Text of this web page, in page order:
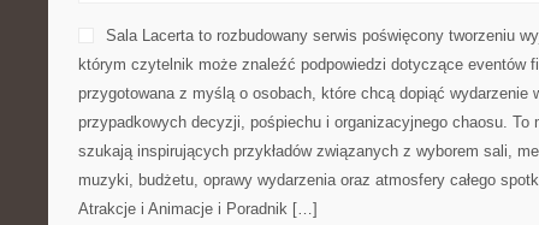
Sala Lacerta to rozbudowany serwis poświęcony tworzeniu
którym czytelnik może znaleźć podpowiedzi dotyczące eventów
przygotowana z myślą o osobach, które chcą dopiąć wydarzenie
przypadkowych decyzji, pośpiechu i organizacyjnego chaosu.
szukają inspirujących przykładów związanych z wyborem sali,
muzyki, budżetu, oprawy wydarzenia oraz atmosfery całego
Atrakcje i Animacje i Poradnik […]